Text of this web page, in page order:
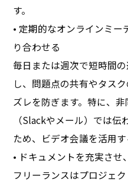
す。
• 定期的なオンラインミ
り合わせる
毎日または週次で短時間
し、問題点の共有やタス
ズレを防ぎます。特に、
（Slackやメール）では
ため、ビデオ会議を活用す
• ドキュメントを充実さ
フリーランスはプロジェ